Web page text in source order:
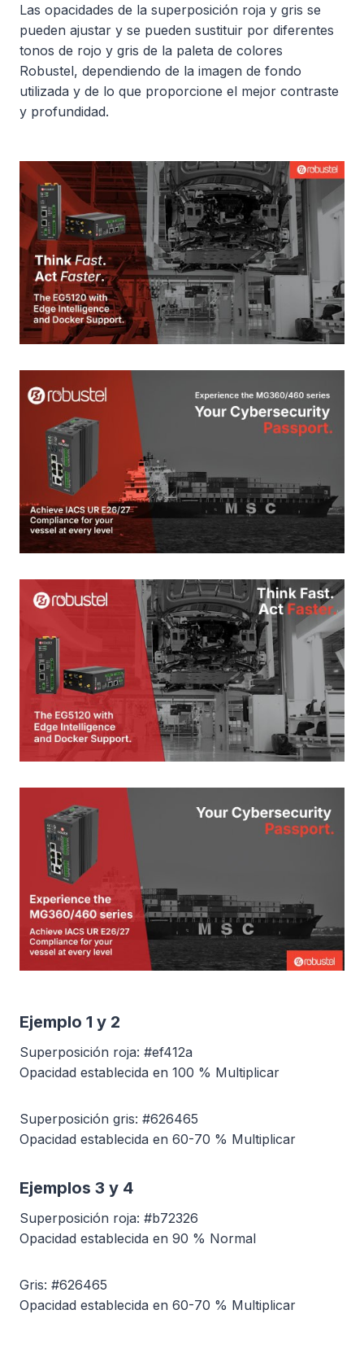
Las opacidades de la superposición roja y gris se
pueden ajustar y se pueden sustituir por diferentes
tonos de rojo y gris de la paleta de colores
Robustel, dependiendo de la imagen de fondo
utilizada y de lo que proporcione el mejor contraste
y profundidad.
Ejemplo 1 y 2
Superposición roja: #ef412a
Opacidad establecida en 100 % Multiplicar
Superposición gris: #626465
Opacidad establecida en 60-70 % Multiplicar
Ejemplos 3 y 4
Superposición roja: #b72326
Opacidad establecida en 90 % Normal
Gris: #626465
Opacidad establecida en 60-70 % Multiplicar